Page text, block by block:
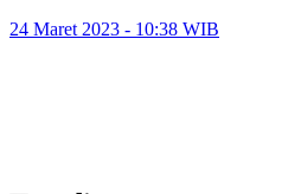
24 Maret 2023 - 10:38 WIB